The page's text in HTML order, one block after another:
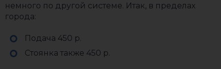
немного по другой системе. Итак, в пределах
города:
Подача 450 р.
Стоянка также 450 р.